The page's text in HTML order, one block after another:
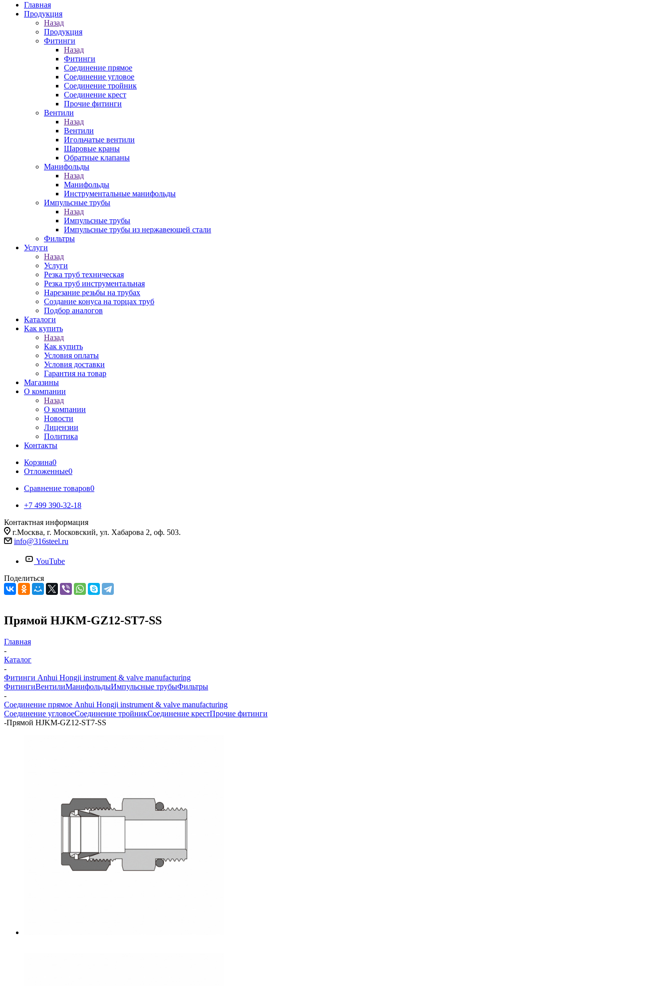
Главная
Продукция
Назад
Продукция
Фитинги
Назад
Фитинги
Соединение прямое
Соединение угловое
Соединение тройник
Соединение крест
Прочие фитинги
Вентили
Назад
Вентили
Игольчатые вентили
Шаровые краны
Обратные клапаны
Манифольды
Назад
Манифольды
Инструментальные манифольды
Импульсные трубы
Назад
Импульсные трубы
Импульсные трубы из нержавеющей стали
Фильтры
Услуги
Назад
Услуги
Резка труб техническая
Резка труб инструментальная
Нарезание резьбы на трубах
Создание конуса на торцах труб
Подбор аналогов
Каталоги
Как купить
Назад
Как купить
Условия оплаты
Условия доставки
Гарантия на товар
Магазины
О компании
Назад
О компании
Новости
Лицензии
Политика
Контакты
Корзина0
Отложенные0
Сравнение товаров0
+7 499 390-32-18
Контактная информация
г.Москва, г. Московский, ул. Хабарова 2, оф. 503.
info@316steel.ru
YouTube
Поделиться
Прямой HJKM-GZ12-ST7-SS
Главная
-
Каталог
-
Фитинги Anhui Hongji instrument & valve manufacturing
ФитингиВентилиМанифольдыИмпульсные трубыФильтры
-
Соединение прямое Anhui Hongji instrument & valve manufacturing
Соединение угловоеСоединение тройникСоединение крестПрочие фитинги
-Прямой HJKM-GZ12-ST7-SS